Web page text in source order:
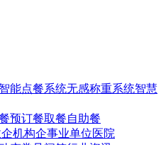
智能点餐系统无感称重系统智慧
预订餐取餐自助餐
机构企事业单位医院